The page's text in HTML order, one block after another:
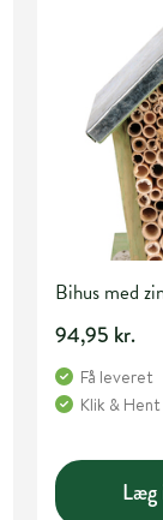
Bihus med
94,95 kr.
Få leveret
Klik & Hent
Læg